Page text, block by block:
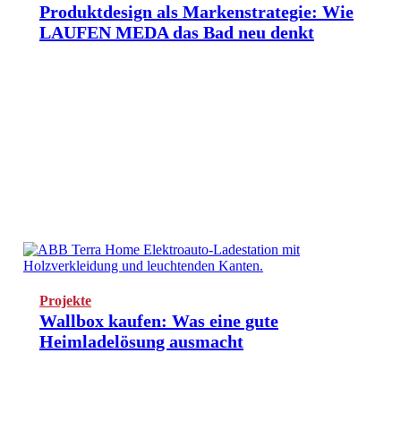
Produktdesign als Markenstrategie: Wie
LAUFEN MEDA das Bad neu denkt
Projekte
Wallbox kaufen: Was eine gute
Heimladelösung ausmacht